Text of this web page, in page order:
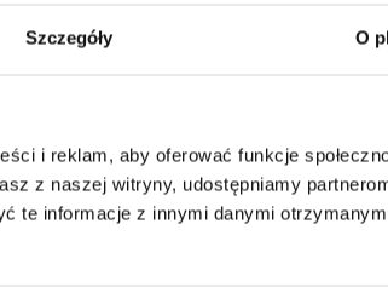
Szczegóły O
i reklam, aby oferować funkcje
z naszej witryny, udostępniamy
te informacje z innymi danymi
lasów. Gałązki wykonane z
sprawiają, że drzewko wygląda świeżo i
jej doskonałą gęstość i objętość. Dzięki
kształcie. Solidna, stalowa